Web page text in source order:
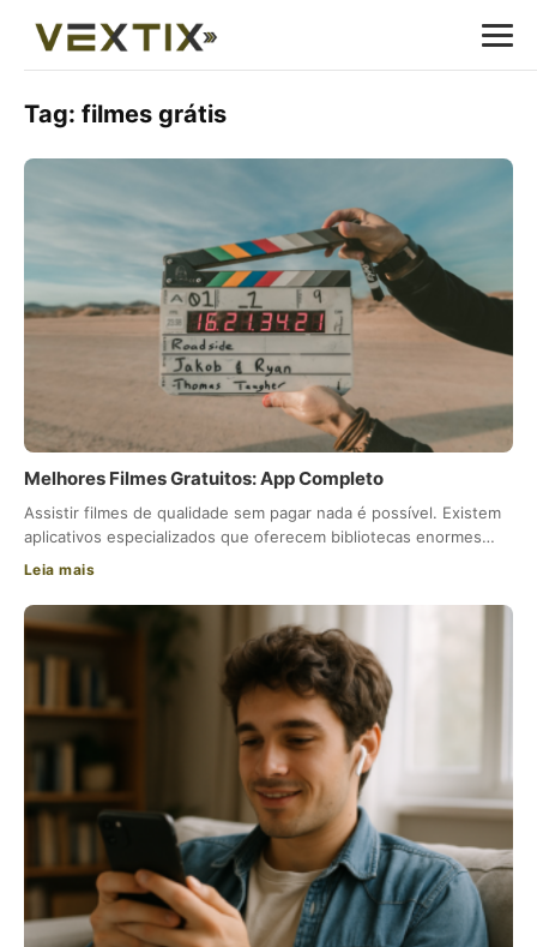
Tag: filmes grátis
Melhores Filmes Gratuitos: App Completo
Assistir filmes de qualidade sem pagar nada é possível. Existem
aplicativos especializados que oferecem bibliotecas enormes…
Leia mais